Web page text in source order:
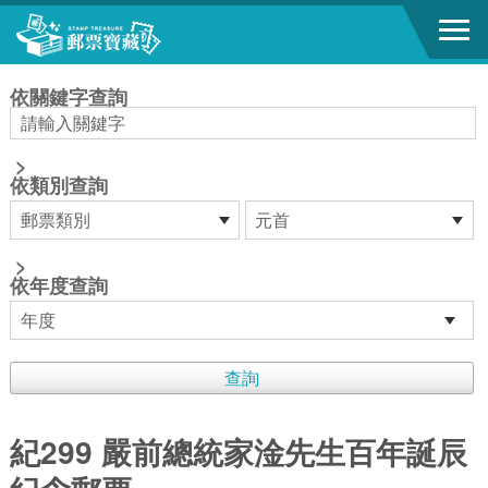
跳到主要內容區塊
依關鍵字查詢
>
依類別查詢
>
依年度查詢
紀299 嚴前總統家淦先生百年誕辰